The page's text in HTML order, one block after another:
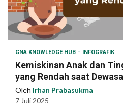
GNA KNOWLEDGE HUB INFOGRAFIK
Kemiskinan Anak dan
yang Rendah saat Dewasa
Oleh Irhan Prabasukma
7 Juli 2025